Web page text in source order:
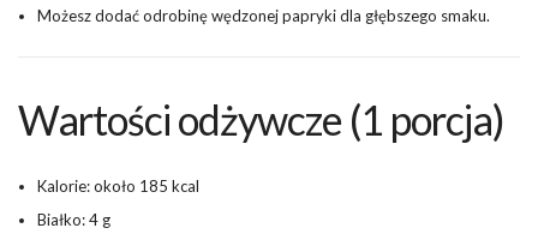
Możesz dodać odrobinę wędzonej papryki dla głębszego smaku.
Wartości odżywcze (1 porcja)
Kalorie: około 185 kcal
Białko: 4 g